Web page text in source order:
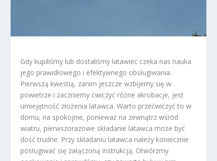
Gdy kupiliśmy lub dostaliśmy latawiec czeka nas nauka
jego prawidłowego i efektywnego obsługiwania.
Pierwszą kwestią, zanim jeszcze wzbijemy się w
powietrze i zaczniemy ćwiczyć różne akrobacje, jest
umiejętność złożenia latawca. Warto przećwiczyć to w
domu, na spokojnie, ponieważ na zewnątrz wśród
wiatru, pierwszorazowe składanie latawca może być
dość trudne. Przy składaniu latawca należy koniecznie
posługiwać się załączoną instrukcją. Otwórzmy